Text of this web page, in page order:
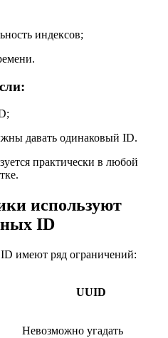
индексов;
давать одинаковый ID.
практически в любой
используют
ID
имеют ряд ограничений:
UUID
Невозможно угадать